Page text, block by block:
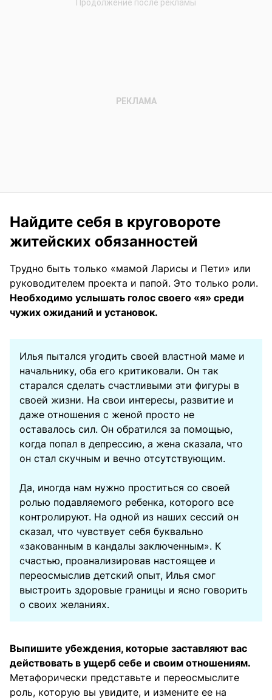
Найдите себя в круговороте
житейских обязанностей
Трудно быть только «мамой Ларисы и Пети» или
руководителем проекта и папой. Это только роли.
Необходимо услышать голос своего «я» среди
чужих ожиданий и установок.
Илья пытался угодить своей властной маме и
начальнику, оба его критиковали. Он так
старался сделать счастливыми эти фигуры в
своей жизни. На свои интересы, развитие и
даже отношения с женой просто не
оставалось сил. Он обратился за помощью,
когда попал в депрессию, а жена сказала, что
он стал скучным и вечно отсутствующим.
Да, иногда нам нужно проститься со своей
ролью подавляемого ребенка, которого все
контролируют. На одной из наших сессий он
сказал, что чувствует себя буквально
«закованным в кандалы заключенным». К
счастью, проанализировав настоящее и
переосмыслив детский опыт, Илья смог
выстроить здоровые границы и ясно говорить
о своих желаниях.
Выпишите убеждения, которые заставляют вас
действовать в ущерб себе и своим отношениям.
Метафорически представьте и переосмыслите
роль, которую вы увидите, и измените ее на